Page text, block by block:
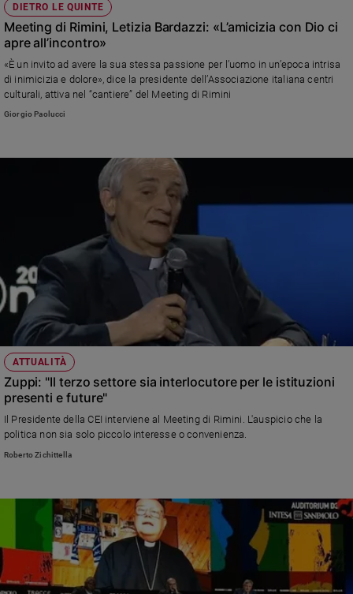
Cultura
e
spettacoli
Sanremo
2026
Cinema,
Tv
educazione
Genitori
figli
Nonni
Coppia
Scuola
giovani
Adolescenza
Vai
Riflessioni
DIETRO LE QUINTE
Meeting di Rimini, Letizia Bardazzi: «L’amicizia con Dio ci
apre all’incontro»
«È un invito ad avere la sua stessa passione per l’uomo in un’epoca intrisa
di inimicizia e dolore», dice la presidente dell’Associazione italiana centri
culturali, attiva nel “cantiere” del Meeting di Rimini
Giorgio Paolucci
ATTUALITÀ
Zuppi: "Il terzo settore sia interlocutore per le istituzioni
presenti e future"
Il Presidente della CEI interviene al Meeting di Rimini. L'auspicio che la
politica non sia solo piccolo interesse o convenienza.
Roberto Zichittella